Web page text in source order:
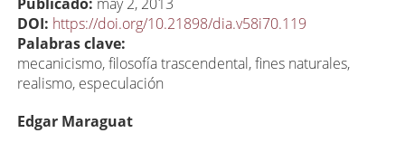
del
artículo
DOI: https://doi.org/10.21898/dia.v58i70.119
Palabras clave:
mecanicismo, ﬁlosofía trascendental, ﬁnes naturales,
realismo, especulación
C
Edgar Maraguat